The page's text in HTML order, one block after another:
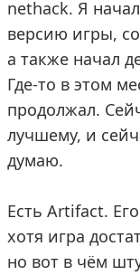
nethack. Я
версию игры,
а также начал
Где-то в этом
продолжал.
лучшему, и
думаю.
Есть Artifact.
хотя игра
но вот в чём